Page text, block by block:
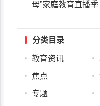
母”家庭教育直播季
分类目录
教育资讯
焦点
专题